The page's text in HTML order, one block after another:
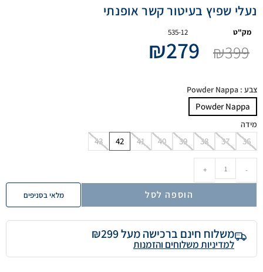
נעלי שפיץ בעיטור קשר אופנתי
מק"ט 535-12
₪399
₪279
צבע : Powder Nappa
Powder Nappa
מידה
36
37
38
39
40
41
42
43
-
+
הוספה לסל מלאי בסניפים
משלוח חינם ברכישה מעל ₪299
למדיניות משלוחים והזמנות